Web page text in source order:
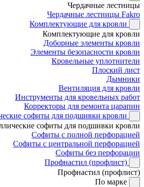
Чердачные лестницы
Чердачные лестницы Fakro
Комплектующие для кровли
Комплектующие для кровли
Доборные элементы кровли
Элементы безопасности кровли
Кровельные уплотнители
Плоский лист
Дымники
Вентиляция для кровли
Инструменты для кровельных работ
Корректоры для ремонта царапин
софиты для подшивки кровли
софиты для подшивки кровли
Софиты с полной перфорацией
Софиты с центральной перфорацией
Софиты без перфорации
Профнастил (профлист)
Профнастил (профлист)
По марке